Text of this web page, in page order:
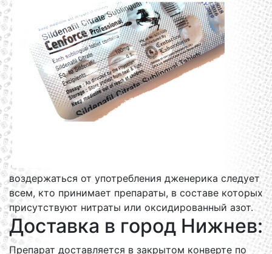
воздержаться от употребления дженерика следует
всем, кто принимает препараты, в составе которых
присутствуют нитраты или оксидированный азот.
Доставка в город Нижнев:
Препарат доставляется в закрытом конверте по